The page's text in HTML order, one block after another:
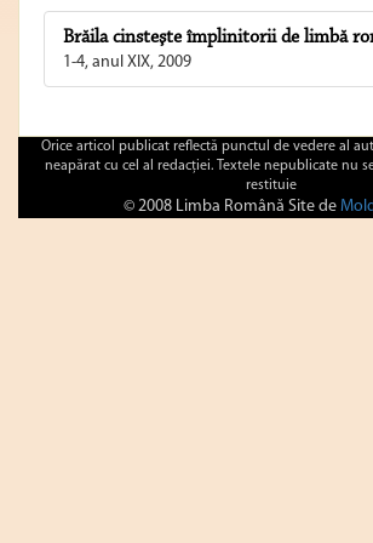
Brăila cinsteşte împlinitorii de limbă
1-4, anul XIX, 2009
Orice articol publicat reflectă punctul de vedere al
neapărat cu cel al redacţiei. Textele nepublicate nu
restituie
© 2008 Limba Română Site de